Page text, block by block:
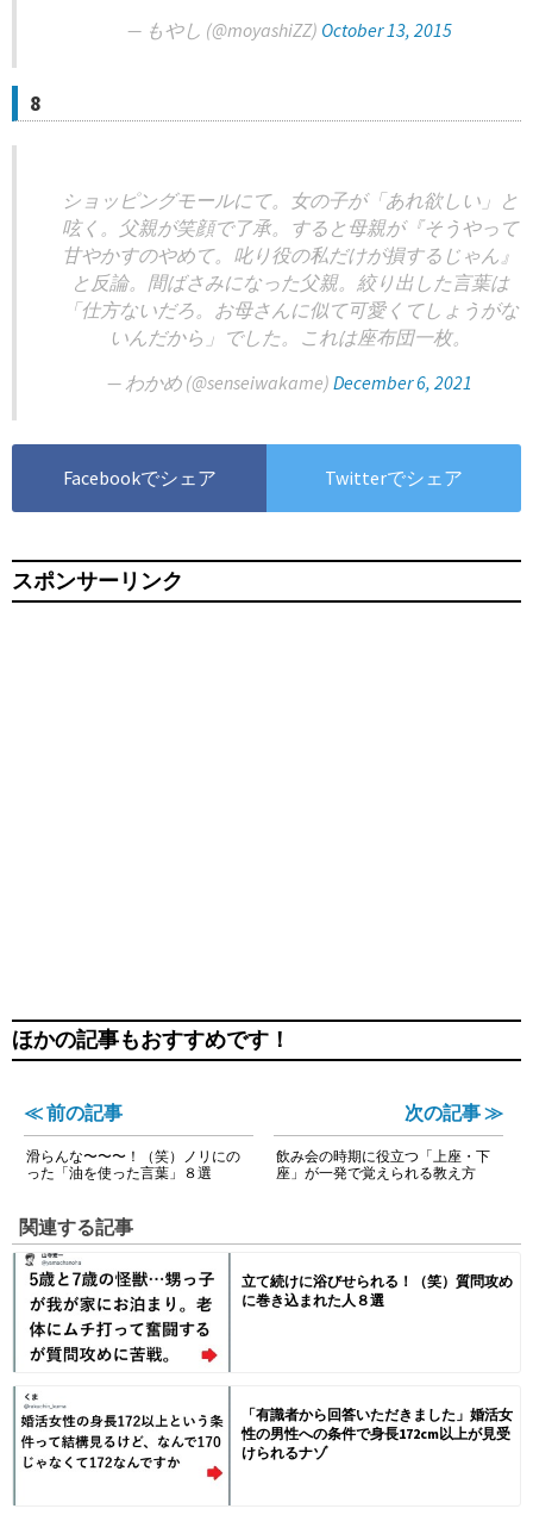
— もやし (@moyashiZZ) October 13, 2015
8
ショッピングモールにて。女の子が「あれ欲しい」と
呟く。父親が笑顔で了承。すると母親が『そうやって
甘やかすのやめて。叱り役の私だけが損するじゃん』
と反論。間ばさみになった父親。絞り出した言葉は
「仕方ないだろ。お母さんに似て可愛くてしょうがな
いんだから」でした。これは座布団一枚。
— わかめ (@senseiwakame) December 6, 2021
Facebookでシェア Twitterでシェア
スポンサーリンク
ほかの記事もおすすめです！
≪ 前の記事
滑らんな〜〜〜！（笑）ノリにの
った「油を使った言葉」８選
次の記事 ≫
飲み会の時期に役立つ「上座・下
座」が一発で覚えられる教え方
関連する記事
立て続けに浴びせられる！（笑）質問攻め
に巻き込まれた人８選
「有識者から回答いただきました」婚活女
性の男性への条件で身長172cm以上が見受
けられるナゾ